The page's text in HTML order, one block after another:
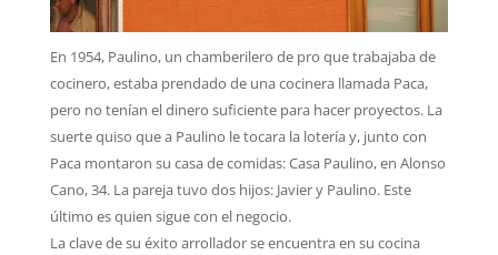
En 1954, Paulino, un chamberilero de pro que trabajaba de
cocinero, estaba prendado de una cocinera llamada Paca,
pero no tenían el dinero suficiente para hacer proyectos. La
suerte quiso que a Paulino le tocara la lotería y, junto con
Paca montaron su casa de comidas: Casa Paulino, en Alonso
Cano, 34. La pareja tuvo dos hijos: Javier y Paulino. Este
último es quien sigue con el negocio.
La clave de su éxito arrollador se encuentra en su cocina